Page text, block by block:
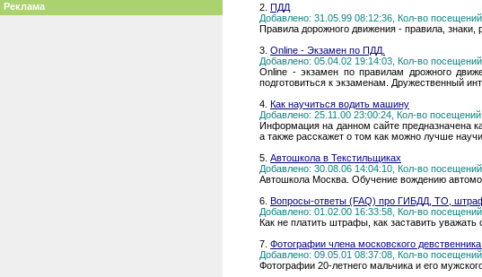
Реклама
2. ПДД
Добавлено: 31.05.99 08:12:36, Кол-во
Правила дорожного движения - правила, знаки,
3. Online - Экзамен по ПДД.
Добавлено: 05.04.02 19:14:03, Кол-во
Online - экзамен по правилам дрожного
подготовиться к экзаменам. Дружественный
4. Как научиться водить машину
Добавлено: 25.11.00 23:00:24, Кол-во посещений:
Информация на данном сайте предназначена
а также расскажет о том как можно лучше
5. Автошкола в Текстильщиках
Добавлено: 30.08.06 14:04:10, Кол-во
Автошкола Москва. Обучение вождению
6. Вопросы-ответы (FAQ) про ГИБДД, ТО,
Добавлено: 01.02.00 16:33:58, Кол-во
Как не платить штрафы, как заставить уважать
7. Фотографии члена московского девственника
Добавлено: 09.05.01 08:37:08, Кол-во
Фотографии 20-летнего мальчика и его